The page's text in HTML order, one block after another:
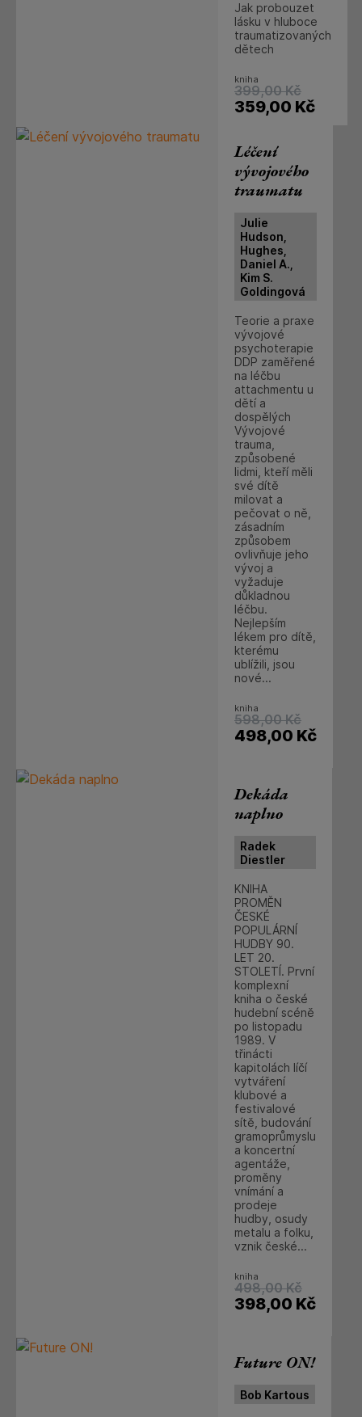
Jak probouzet
lásku v hluboce
traumatizovaných
dětech
kniha
399,00 Kč
359,00 Kč
Léčení
vývojového
traumatu
Julie
Hudson,
Hughes,
Daniel A.,
Kim S.
Goldingová
Teorie a praxe
vývojové
psychoterapie
DDP zaměřené
na léčbu
attachmentu u
dětí a
dospělých
Vývojové
trauma,
způsobené
lidmi, kteří měli
své dítě
milovat a
pečovat o ně,
zásadním
způsobem
ovlivňuje jeho
vývoj a
vyžaduje
důkladnou
léčbu.
Nejlepším
lékem pro dítě,
kterému
ublížili, jsou
nové...
kniha
598,00 Kč
498,00 Kč
Dekáda
naplno
Radek
Diestler
KNIHA
PROMĚN
ČESKÉ
POPULÁRNÍ
HUDBY 90.
LET 20.
STOLETÍ. První
komplexní
kniha o české
hudební scéně
po listopadu
1989. V
třinácti
kapitolách líčí
vytváření
klubové a
festivalové
sítě, budování
gramoprůmyslu
a koncertní
agentáže,
proměny
vnímání a
prodeje
hudby, osudy
metalu a folku,
vznik české...
kniha
498,00 Kč
398,00 Kč
Future ON!
Bob Kartous